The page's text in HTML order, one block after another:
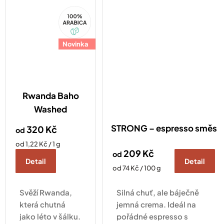
Arabica
Novinka
Rwanda Baho
Washed
od 320 Kč
Měrná
od 1,22 Kč / 1 g
Detail
Svěží Rwanda,
která chutná
jako léto v šálku.
STRONG – espresso směs
od 209 Kč
Měrná
od 74 Kč / 100 g
Detail
Silná chuť, ale báječně
jemná crema. Ideál na
pořádné espresso s